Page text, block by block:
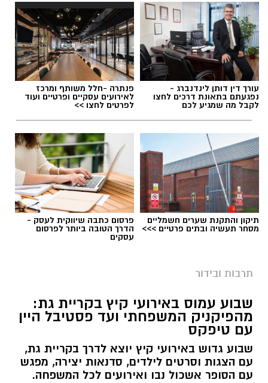
עורך דין דותן לינדנברג -
נפגעתם בתאונת דרכים לחצו
לקבל מה שמגיע לכם
פנתרה -חלל משותף ומרכז
לאירועים עסקיים ופרטיים ועוד
לפרטים לחצו >>
תיקון והתקנת שערים חשמליים
מסחר תעשיה ובתים פרטיים >>>
פרסום כתבה שיווקית לעסק -
הדרך הטובה ביותר לפרסום
עסקים
תרבות ובידור
שבוע עמוס באירועי קיץ בקריית גת:
מהפיקניק המשפחתי ועד פסטיבל היין
עם טיפקס
שבוע גדוש באירועי קיץ יוצא לדרך בקריית גת,
עם הצגות וסרטים לילדים, סדנאות יצירה, מפגש
עם הסופר אשכול נבו ואירועים לכל המשפחה.